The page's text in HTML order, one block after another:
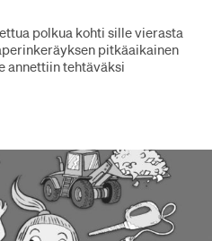
polkua kohti sille vierasta
pitkäaikainen
annettiin tehtäväksi